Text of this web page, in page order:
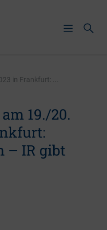
in Frankfurt: ...
19./20.
– IR gibt